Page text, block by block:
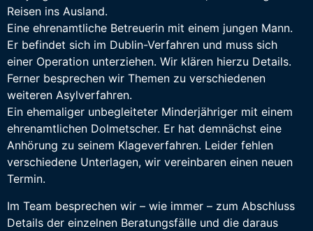
Reisen ins Ausland.
Eine ehrenamtliche Betreuerin mit einem jungen Mann.
Er befindet sich im Dublin-Verfahren und muss sich
einer Operation unterziehen. Wir klären hierzu Details.
Ferner besprechen wir Themen zu verschiedenen
weiteren Asylverfahren.
Ein ehemaliger unbegleiteter Minderjähriger mit einem
ehrenamtlichen Dolmetscher. Er hat demnächst eine
Anhörung zu seinem Klageverfahren. Leider fehlen
verschiedene Unterlagen, wir vereinbaren einen neuen
Termin.
Im Team besprechen wir – wie immer – zum Abschluss
Details der einzelnen Beratungsfälle und die daraus